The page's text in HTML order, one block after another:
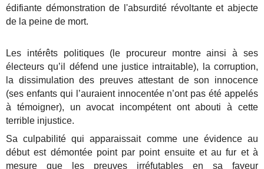
édifiante démonstration de l'absurdité révoltante et abjecte
de la peine de mort.
Les intérêts politiques (le procureur montre ainsi à ses
électeurs qu’il défend une justice intraitable), la corruption,
la dissimulation des preuves attestant de son innocence
(ses enfants qui l’auraient innocentée n’ont pas été appelés
à témoigner), un avocat incompétent ont abouti à cette
terrible injustice.
Sa culpabilité qui apparaissait comme une évidence au
début est démontée point par point ensuite et au fur et à
mesure que les preuves irréfutables en sa faveur